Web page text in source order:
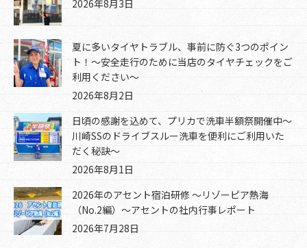
2026年8月3日
夏に多いタイヤトラブル、事前に防ぐ3つのポイン
ト！～安全走行のために当店のタイヤチェックをご
利用ください～
2026年8月2日
日頃の感謝を込めて、プリカで洗車半額祭開催中～
川崎SSのドライブスルー洗車を便利にご利用いた
だく秘訣～
2026年8月1日
2026年のアセント宿泊研修 ～リゾーピア熱海
（No.2編）～アセントの社内行事レポート
2026年7月28日